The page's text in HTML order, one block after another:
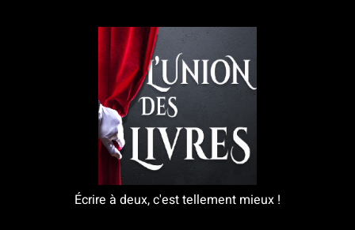
L'Union Des Livres
Écrire à deux, c'est tellement mieux !